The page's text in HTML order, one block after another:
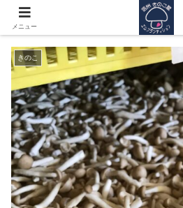
青果物の難しいところ、、
きのこ
メニュー